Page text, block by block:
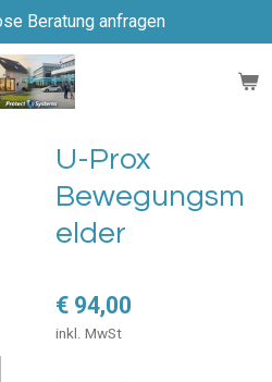
Beratung anfragen
U-Prox
Bewegungsm
elder
€ 94,00
inkl. MwSt